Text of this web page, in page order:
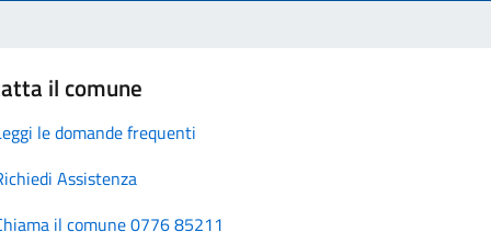
il comune
le domande frequenti
Assistenza
il comune 0776 85211